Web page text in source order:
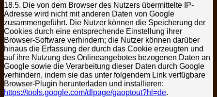
18.5. Die von dem Browser des Nutzers übermittelte IP-
Adresse wird nicht mit anderen Daten von Google
zusammengeführt. Die Nutzer können die Speicherung der
Cookies durch eine entsprechende Einstellung ihrer
Browser-Software verhindern; die Nutzer können darüber
hinaus die Erfassung der durch das Cookie erzeugten und
auf ihre Nutzung des Onlineangebotes bezogenen Daten an
Google sowie die Verarbeitung dieser Daten durch Google
verhindern, indem sie das unter folgendem Link verfügbare
Browser-Plugin herunterladen und installieren:
https://tools.google.com/dlpage/gaoptout?hl=de.